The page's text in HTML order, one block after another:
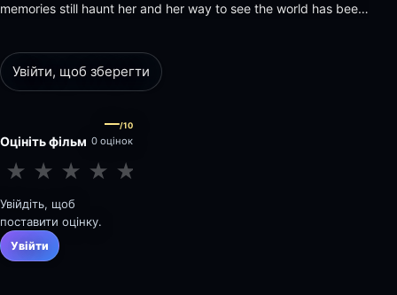
memories still haunt her and her way to see the world has been
Увійти, щоб зберегти
Оцініть фільм
—/10
0 оцінок
★ ★ ★ ★ ★
Увійдіть, щоб
поставити оцінку.
Увійти